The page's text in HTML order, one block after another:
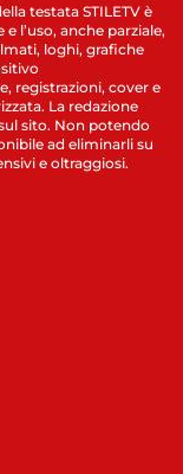
testata STILETV è
l’uso, anche parziale,
loghi, grafiche
registrazioni, cover e
La redazione
sito. Non potendo
ad eliminarli su
e oltraggiosi.